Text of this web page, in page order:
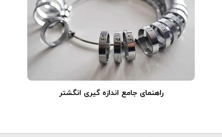
راهنمای جامع اندازه گیری انگشتر